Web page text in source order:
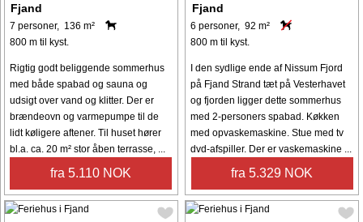
Fjand
7 personer, 136 m²
800 m til kyst.
Rigtig godt beliggende sommerhus
med både spabad og sauna og
udsigt over vand og klitter. Der er
brændeovn og varmepumpe til de
lidt køligere aftener. Til huset hører
bl.a. ca. 20 m² stor åben terrasse, ...
fra 5.110 NOK
Fjand
6 personer, 92 m²
800 m til kyst.
I den sydlige ende af Nissum Fjord
på Fjand Strand tæt på Vesterhavet
og fjorden ligger dette sommerhus
med 2-personers spabad. Køkken
med opvaskemaskine. Stue med tv
dvd-afspiller. Der er vaskemaskine ...
fra 5.329 NOK